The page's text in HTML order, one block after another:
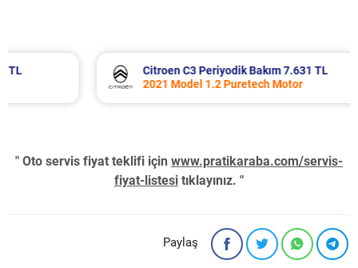
Citroen C3 Periyodik Bakım 7.631 TL
2021 Model 1.2 Puretech Motor
" Oto servis fiyat teklifi için www.pratikaraba.com/servis-
fiyat-listesi tıklayınız. "
Paylaş